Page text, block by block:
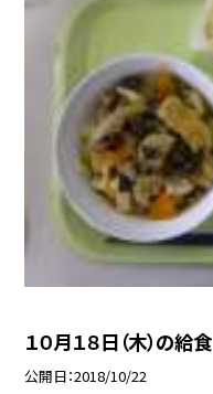
１０月１８日（木）の給食
公開日 2018/10/22